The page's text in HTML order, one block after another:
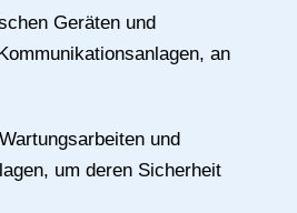
Geräten und
an
und
um deren Sicherheit